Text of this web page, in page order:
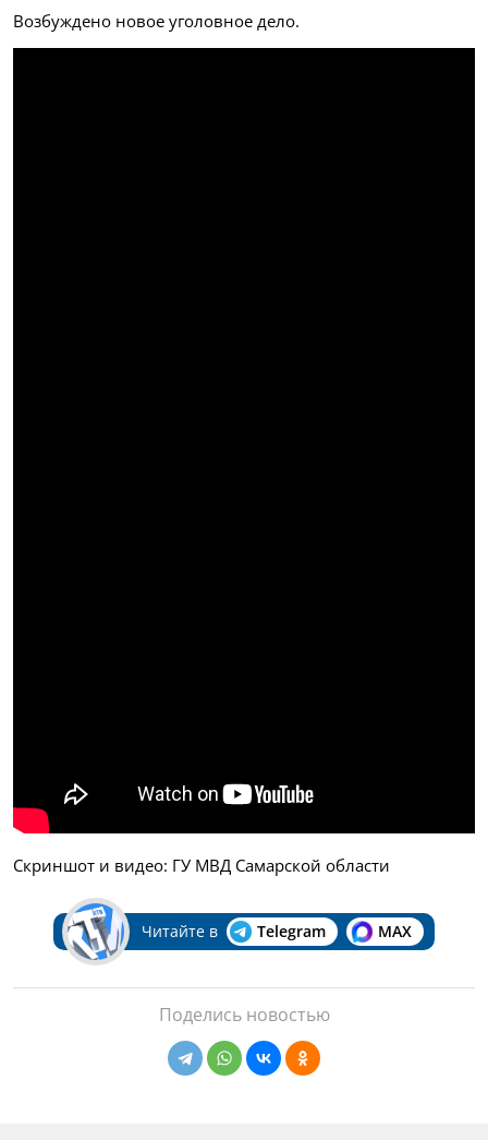
Возбуждено новое уголовное дело.
Скриншот и видео: ГУ МВД Самарской области
Читайте в Telegram MAX
Поделись новостью